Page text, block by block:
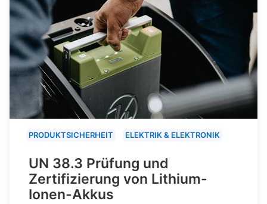
PRODUKTSICHERHEIT ELEKTRIK & ELEKTRONIK
UN 38.3 Prüfung und
Zertifizierung von Lithium-
Ionen-Akkus